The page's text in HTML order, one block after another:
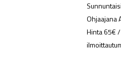
Ohjaajana
Hinta 65€